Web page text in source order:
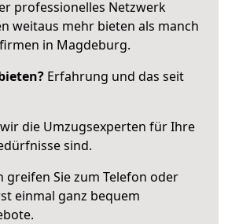
professionelles Netzwerk
weitaus mehr bieten als manch
in Magdeburg.
Erfahrung und das seit
die Umzugsexperten für Ihre
sind.
greifen Sie zum Telefon oder
einmal ganz bequem